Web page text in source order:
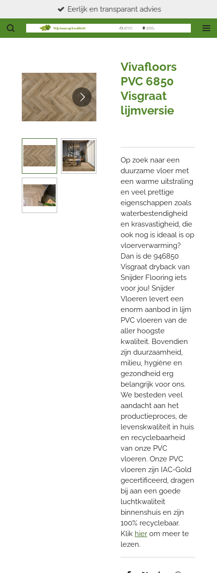
direct
naar
Eerlijk en transparant advies
Vivafloors
PVC 6850
Visgraat
lijmversie
Op zoek naar een
duurzame vloer met
een warme uitstraling
en veel prettige
eigenschappen zoals
waterbestendigheid
en krasvastigheid, die
ook nog is ideaal is op
vloerverwarming?
Dan is de 946850
Visgraat dryback van
Snijder Flooring iets
voor jou! Snijder
Vloeren levert een
enorm aanbod in lijm
PVC vloeren van de
aller hoogste
kwaliteit. Bovendien
zijn duurzaamheid,
milieu, hygiëne en
gezondheid erg
belangrijk voor ons.
We besteden veel
aandacht aan het
productieproces, de
levenskwaliteit in huis
en recyclebaarheid
van onze PVC
vloeren. Onze PVC
vloeren zijn IAC-Gold
gecertificeerd, dragen
bij aan een goede
luchtkwaliteit
binnenshuis en zijn
100% recyclebaar.
Klik hier om meer te
lezen.